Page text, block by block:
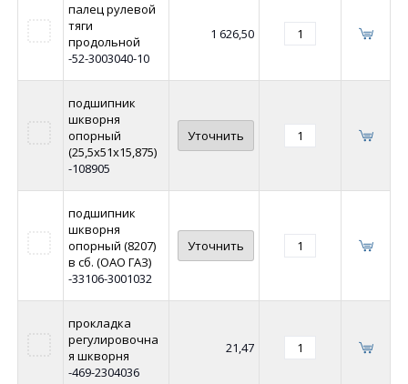
палец рулевой
тяги
продольной
-52-3003040-10
1 626,50
подшипник
шкворня
опорный
(25,5x51x15,875)
-108905
Уточнить
подшипник
шкворня
опорный (8207)
в сб. (ОАО ГАЗ)
-33106-3001032
Уточнить
прокладка
регулировочна
я шкворня
-469-2304036
21,47